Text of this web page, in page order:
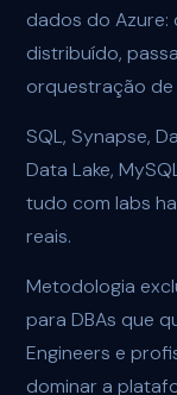
dados do Azure:
distribuído,
orquestração de
SQL, Synapse,
Data Lake,
tudo com labs
reais.
Metodologia
para DBAs que
Engineers e
dominar a